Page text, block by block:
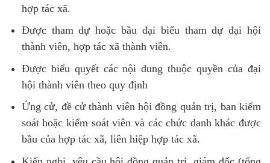
hợp tác xã.
Được tham dự hoặc bầu đại biểu tham dự đại hội
thành viên, hợp tác xã thành viên.
Được biểu quyết các nội dung thuộc quyền của đại
hội thành viên theo quy định
Ứng cử, đề cử thành viên hội đồng quản trị, ban kiểm
soát hoặc kiểm soát viên và các chức danh khác được
bầu của hợp tác xã, liên hiệp hợp tác xã.